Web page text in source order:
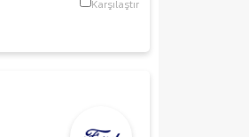
Karşılaştır